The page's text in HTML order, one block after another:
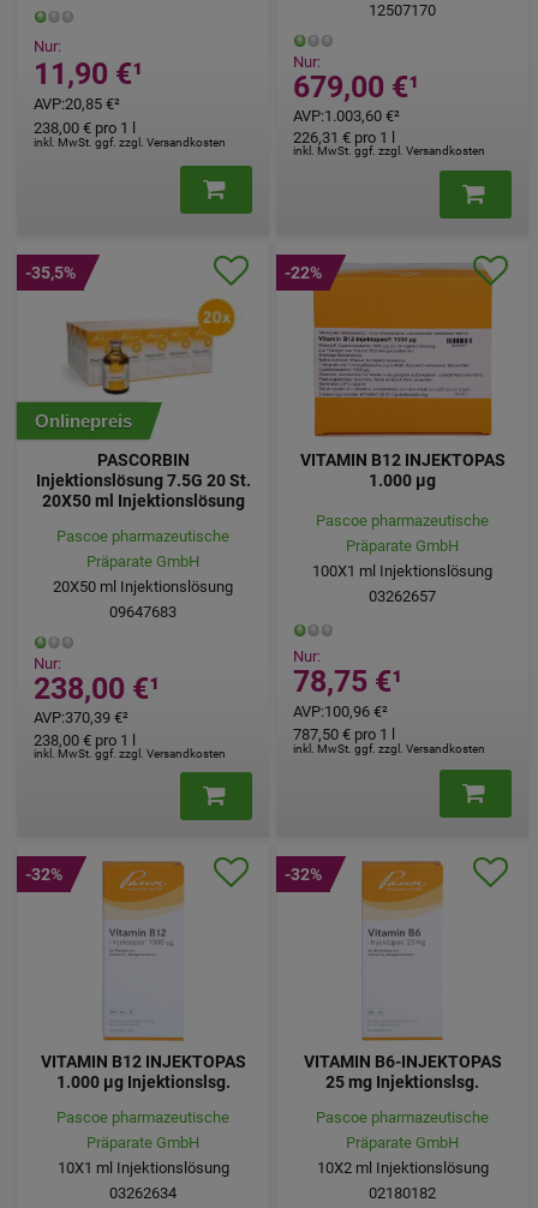
Nur:
11,90 €¹
AVP:20,85 €²
inkl. MwSt. ggf. zzgl. Versandkosten
238,00 € pro 1 l
12507170
Nur:
679,00 €¹
AVP:1.003,60 €²
inkl. MwSt. ggf. zzgl. Versandkosten
226,31 € pro 1 l
Onlinepreis
PASCORBIN
Injektionslösung 7.5G 20 St.
20X50 ml Injektionslösung
Pascoe pharmazeutische
Präparate GmbH
20X50 ml Injektionslösung
09647683
Nur:
238,00 €¹
AVP:370,39 €²
inkl. MwSt. ggf. zzgl. Versandkosten
238,00 € pro 1 l
-35,5%
VITAMIN B12 INJEKTOPAS
1.000 µg
Pascoe pharmazeutische
Präparate GmbH
100X1 ml Injektionslösung
03262657
Nur:
78,75 €¹
AVP:100,96 €²
inkl. MwSt. ggf. zzgl. Versandkosten
787,50 € pro 1 l
-22%
VITAMIN B12 INJEKTOPAS
1.000 µg Injektionslsg.
Pascoe pharmazeutische
Präparate GmbH
10X1 ml Injektionslösung
03262634
-32%
VITAMIN B6-INJEKTOPAS
25 mg Injektionslsg.
Pascoe pharmazeutische
Präparate GmbH
10X2ml Injektionslösung
02180182
-32%